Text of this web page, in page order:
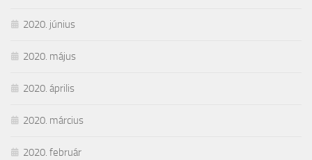
2020. június
2020. május
2020. április
2020. március
2020. február